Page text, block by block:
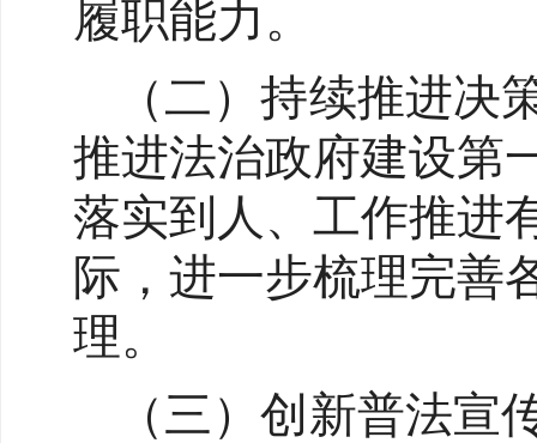
履职能力。
（二）持续推进
推进法治政府建设第
落实到人、工作推进
际，进一步梳理完善
理。
（三）创新普法